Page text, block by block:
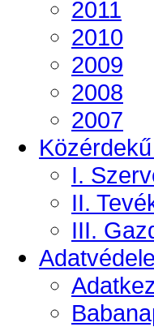
2011
2010
2009
2008
2007
I.
II.
III.